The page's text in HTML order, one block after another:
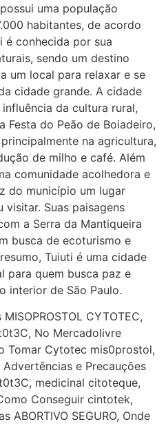
uma população
habitantes, de acordo
é conhecida por sua
sendo um destino
um local para relaxar e se
cidade grande. A cidade
da cultura rural,
Festa do Peão de Boiadeiro,
na agricultura,
de milho e café. Além
comunidade acolhedora e
do município um lugar
Suas paisagens
a Serra da Mantiqueira
busca de ecoturismo e
Tuiuti é uma cidade
para quem busca paz e
interior de São Paulo.
CYTOTEC,
No Mercadolivre
Tomar Cytotec mis0prostol,
e Precauções
medicinal citoteque,
Conseguir cintotek,
ABORTIVO SEGURO, Onde
psicologicamente p ter
estou
17:09:20
(1999997****
www.proaborto.com)
seja
17:09:25
em
vocês sabem dizer
tomou os remédio se
para de menstruar
a sair um líquido
se é normal ?
17:10:05
em
normal
17:19:15